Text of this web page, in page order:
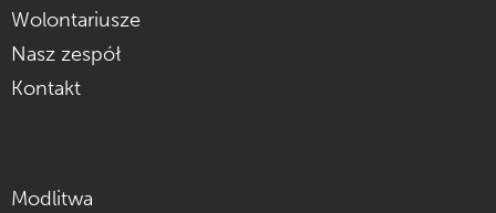
Wolontariusze
Nasz zespół
Kontakt
Modlitwa